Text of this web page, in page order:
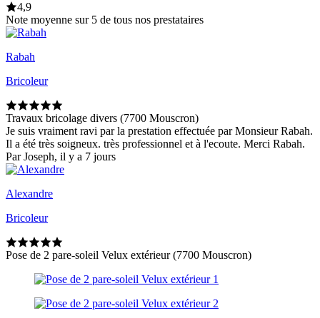
4,9
Note moyenne sur 5 de tous nos prestataires
Rabah
Bricoleur
Travaux bricolage divers (7700 Mouscron)
Je suis vraiment ravi par la prestation effectuée par Monsieur Rabah.
Il a été très soigneux. très professionnel et à l'ecoute. Merci Rabah.
Par Joseph, il y a 7 jours
Alexandre
Bricoleur
Pose de 2 pare-soleil Velux extérieur (7700 Mouscron)